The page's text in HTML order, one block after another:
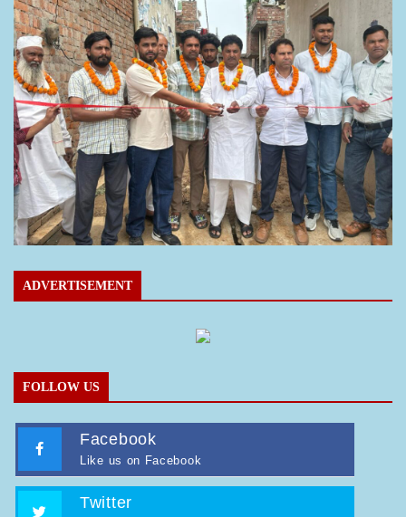
ADVERTISEMENT
FOLLOW US
Facebook
Like us on Facebook
Twitter